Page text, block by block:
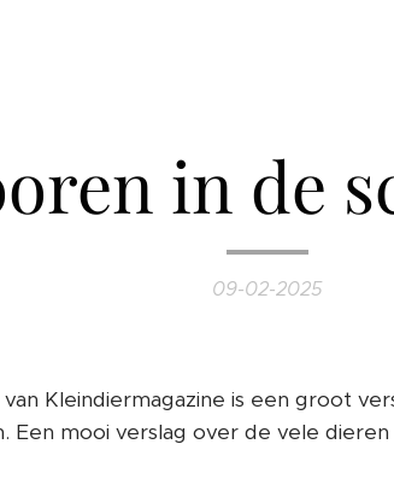
in de
09-02-2025
Kleindiermagazine is een groot
Een mooi verslag over de vele